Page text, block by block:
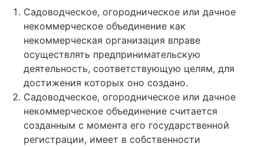
Садоводческое, огородническое или дачное
некоммерческое объединение как
некоммерческая организация вправе
осуществлять предпринимательскую
деятельность, соответствующую целям, для
достижения которых оно создано.
Садоводческое, огородническое или дачное
некоммерческое объединение считается
созданным с момента его государственной
регистрации, имеет в собственности